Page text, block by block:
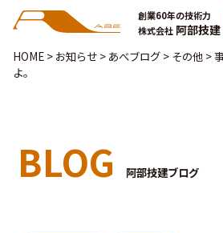
創業60年の技術力
株式会社 阿部技建
HOME> お知らせ> あべブログ> その他>
よ。
BLOG 阿部技建ブログ